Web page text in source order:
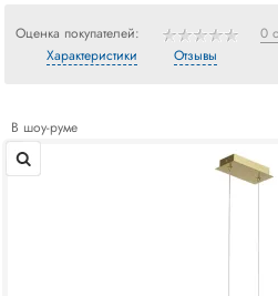
Оценка покупателей: 0
Характеристики
Отзывы
В шоу-руме